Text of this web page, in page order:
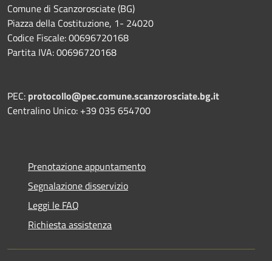
Comune di Scanzorosciate (BG)
Piazza della Costituzione, 1- 24020
Codice Fiscale: 00696720168
Partita IVA: 00696720168
PEC: protocollo@pec.comune.scanzorosciate.bg.it
Centralino Unico: +39 035 654700
Prenotazione appuntamento
Segnalazione disservizio
Leggi le FAQ
Richiesta assistenza